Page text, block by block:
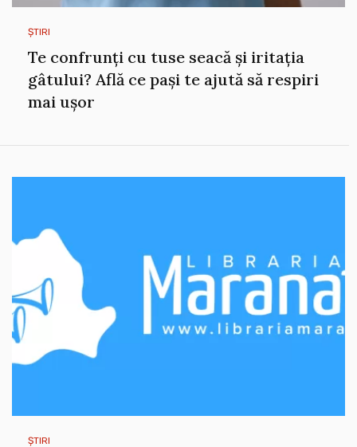
ȘTIRI
Te confrunți cu tuse seacă și iritația
gâtului? Află ce pași te ajută să respiri
mai ușor
ȘTIRI